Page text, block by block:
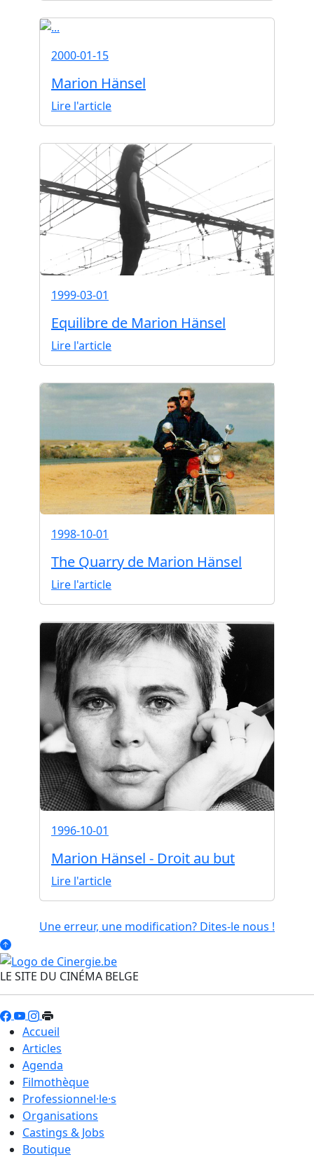
2000-01-15
Marion Hänsel
Lire l'article
1999-03-01
Equilibre de Marion Hänsel
Lire l'article
1998-10-01
The Quarry de Marion Hänsel
Lire l'article
1996-10-01
Marion Hänsel - Droit au but
Lire l'article
Une erreur, une modification? Dites-le nous !
LE SITE DU CINÉMA BELGE
Accueil
Articles
Agenda
Filmothèque
Professionnel·le·s
Organisations
Castings & Jobs
Boutique